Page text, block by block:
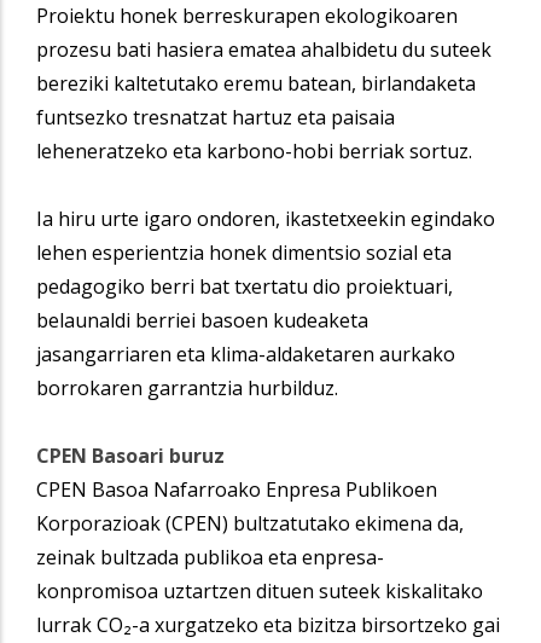
Proiektu honek berreskurapen ekologikoaren
prozesu bati hasiera ematea ahalbidetu du suteek
bereziki kaltetutako eremu batean, birlandaketa
funtsezko tresnatzat hartuz eta paisaia
leheneratzeko eta karbono-hobi berriak sortuz.
Ia hiru urte igaro ondoren, ikastetxeekin egindako
lehen esperientzia honek dimentsio sozial eta
pedagogiko berri bat txertatu dio proiektuari,
belaunaldi berriei basoen kudeaketa
jasangarriaren eta klima-aldaketaren aurkako
borrokaren garrantzia hurbilduz.
CPEN Basoari buruz
CPEN Basoa Nafarroako Enpresa Publikoen
Korporazioak (CPEN) bultzatutako ekimena da,
zeinak bultzada publikoa eta enpresa-
konpromisoa uztartzen dituen suteek kiskalitako
lurrak CO₂-a xurgatzeko eta bizitza birsortzeko gai